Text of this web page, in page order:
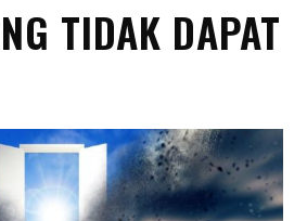
TIDAK DAPAT